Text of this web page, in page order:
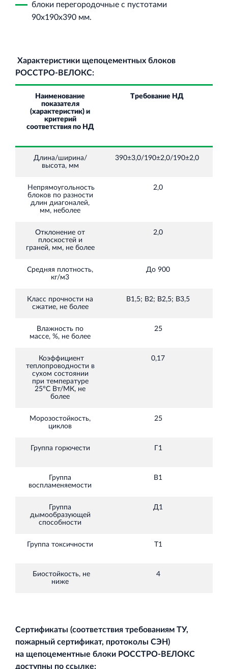
Испытательный комплекс ПКТИ
Торгово-развлекательный центр Вернисаж в
Современный торговый комплекс в центре города
Кингисепп
блоки перегородочные с пустотами
90х190х390 мм.
Характеристики щепоцементных блоков
РОССТРО-ВЕЛОКС:
Наименование
показателя
(характеристик) и
критерий
соответствия по НД
Требование НД
Длина/ширина/
высота, мм
390±3,0/190±2,0/190±2,0
Непрямоугольность
блоков по разности
длин диагоналей,
мм, неболее
2,0
Отклонение от
плоскостей и
граней, мм, не более
2,0
Средняя плотность,
кг/м3
До 900
Класс прочности на
сжатие, не более
В1,5; В2; В2,5; В3,5
Влажность по
массе, %, не более
25
Коэффициент
теплопроводности в
сухом состоянии
при температуре
25°С Вт/МК, не
более
0,17
Морозостойкость,
циклов
25
Группа горючести Г1
Группа
воспламеняемости
В1
Группа
дымообразующей
способности
Д1
Группа токсичности
Т1
Биостойкость, не
ниже
4
Сертификаты (соответствия требованиям ТУ,
пожарный сертификат, протоколы СЭН)
на щепоцементные блоки РОССТРО-ВЕЛОКС
доступны по ссылке: